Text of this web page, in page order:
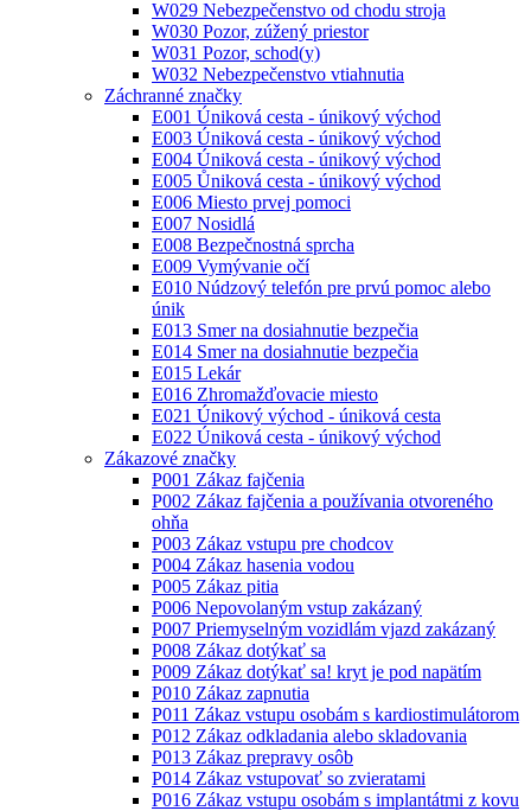
W029 Nebezpečenstvo od chodu stroja
W030 Pozor, zúžený priestor
W031 Pozor, schod(y)
W032 Nebezpečenstvo vtiahnutia
Záchranné značky
E001 Úniková cesta - únikový východ
E003 Úniková cesta - únikový východ
E004 Úniková cesta - únikový východ
E005 Ůniková cesta - únikový východ
E006 Miesto prvej pomoci
E007 Nosidlá
E008 Bezpečnostná sprcha
E009 Vymývanie očí
E010 Núdzový telefón pre prvú pomoc alebo
únik
E013 Smer na dosiahnutie bezpečia
E014 Smer na dosiahnutie bezpečia
E015 Lekár
E016 Zhromažďovacie miesto
E021 Únikový východ - úniková cesta
E022 Úniková cesta - únikový východ
Zákazové značky
P001 Zákaz fajčenia
P002 Zákaz fajčenia a používania otvoreného
ohňa
P003 Zákaz vstupu pre chodcov
P004 Zákaz hasenia vodou
P005 Zákaz pitia
P006 Nepovolaným vstup zakázaný
P007 Priemyselným vozidlám vjazd zakázaný
P008 Zákaz dotýkať sa
P009 Zákaz dotýkať sa! kryt je pod napätím
P010 Zákaz zapnutia
P011 Zákaz vstupu osobám s kardiostimulátorom
P012 Zákaz odkladania alebo skladovania
P013 Zákaz prepravy osôb
P014 Zákaz vstupovať so zvieratami
P016 Zákaz vstupu osobám s implantátmi z kovu